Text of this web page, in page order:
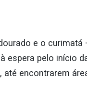
e o curimatá
espera pelo início
até encontrarem